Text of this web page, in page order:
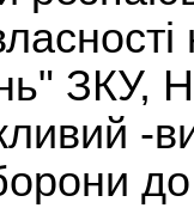
ЗКУ,
-